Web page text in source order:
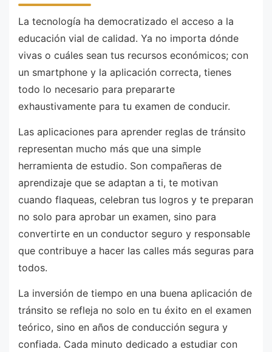
La tecnología ha democratizado el acceso a la
educación vial de calidad. Ya no importa dónde
vivas o cuáles sean tus recursos económicos; con
un smartphone y la aplicación correcta, tienes
todo lo necesario para prepararte
exhaustivamente para tu examen de conducir.
Las aplicaciones para aprender reglas de tránsito
representan mucho más que una simple
herramienta de estudio. Son compañeras de
aprendizaje que se adaptan a ti, te motivan
cuando flaqueas, celebran tus logros y te preparan
no solo para aprobar un examen, sino para
convertirte en un conductor seguro y responsable
que contribuye a hacer las calles más seguras para
todos.
La inversión de tiempo en una buena aplicación de
tránsito se refleja no solo en tu éxito en el examen
teórico, sino en años de conducción segura y
confiada. Cada minuto dedicado a estudiar con